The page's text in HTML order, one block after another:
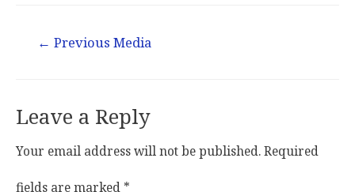
← Previous Media
Leave a Reply
Your email address will not be published.Required
fields are marked *